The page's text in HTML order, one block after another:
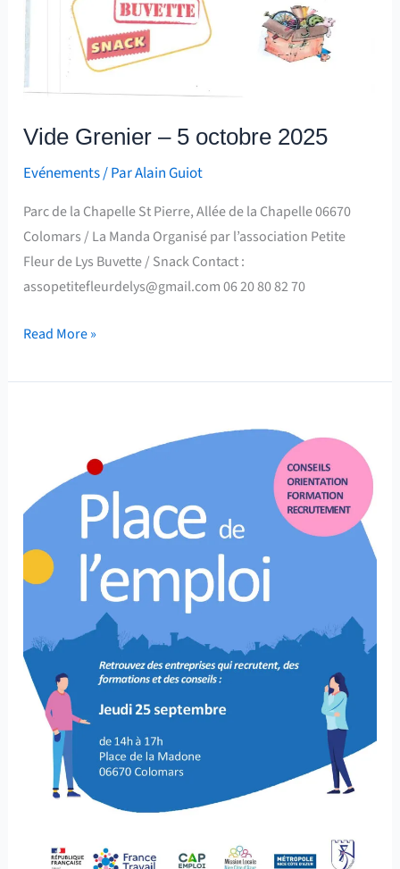
Vide Grenier – 5 octobre 2025
Evénements/ ParAlain Guiot
Parc de la Chapelle St Pierre, Allée de la Chapelle 06670
Colomars / La Manda Organisé par l’association Petite
Fleur de Lys Buvette / Snack Contact :
assopetitefleurdelys@gmail.com 06 20 80 82 70
Read More »
Jeudi
septembre
17h
Place
Madone